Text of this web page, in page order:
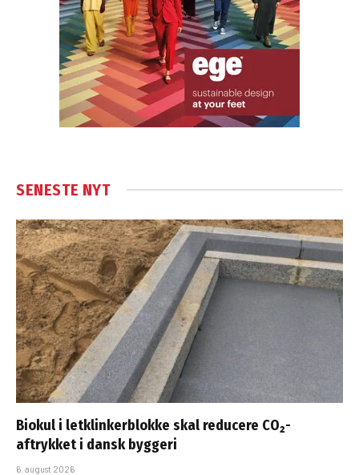
SENESTE NYT
Biokul i letklinkerblokke skal reducere CO₂-
aftrykket i dansk byggeri
6. august 2026